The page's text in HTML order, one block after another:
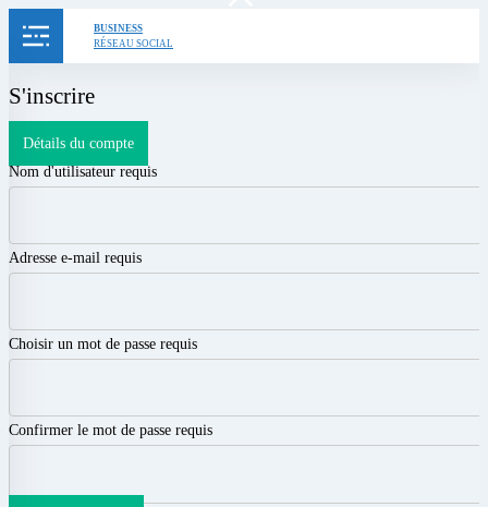
Skip
BUSINESS
RÉSEAU SOCIAL
S'inscrire
Détails du compte
Nom d'utilisateur requis
Adresse e-mail requis
Choisir un mot de passe requis
Confirmer le mot de passe requis